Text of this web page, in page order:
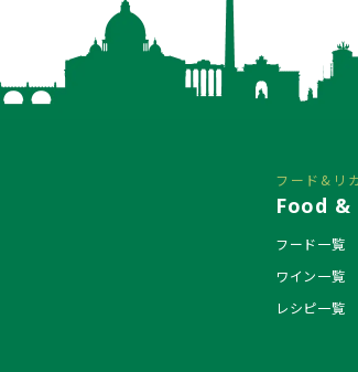
フード&リ
Food
フード一覧
ワイン一覧
レシピ一覧